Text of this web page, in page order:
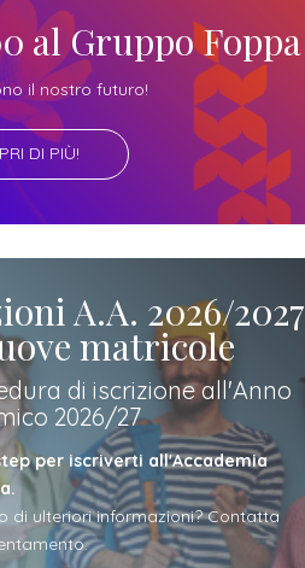
al Gruppo Foppa
il nostro futuro!
DI PIÙ!
A.A. 2026/2027
matricole
di iscrizione all'Anno
2026/27
per iscriverti all'Accademia
di ulteriori informazioni? Contatta